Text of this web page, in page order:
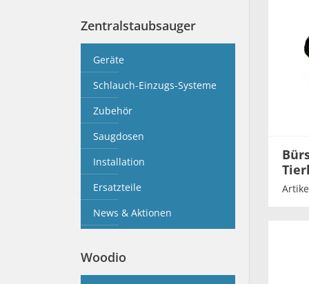
Zentralstaubsauger
Geräte
Schlauch-Einzugs-Systeme
Zubehör
Saugdosen
Installation
Ersatzteile
News & Aktionen
Woodio